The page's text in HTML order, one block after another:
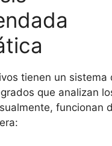
tienen un sistema
que analizan
funcionan